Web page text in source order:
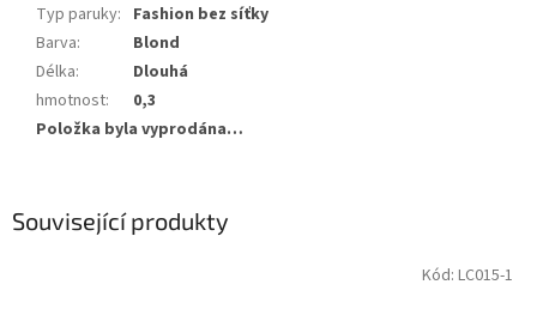
Související produkty
Kód: LC015-1
Typ paruky: Fashion bez síťky
Barva:
Blond
Délka:
Dlouhá
hmotnost:
0,3
Položka byla vyprodána…